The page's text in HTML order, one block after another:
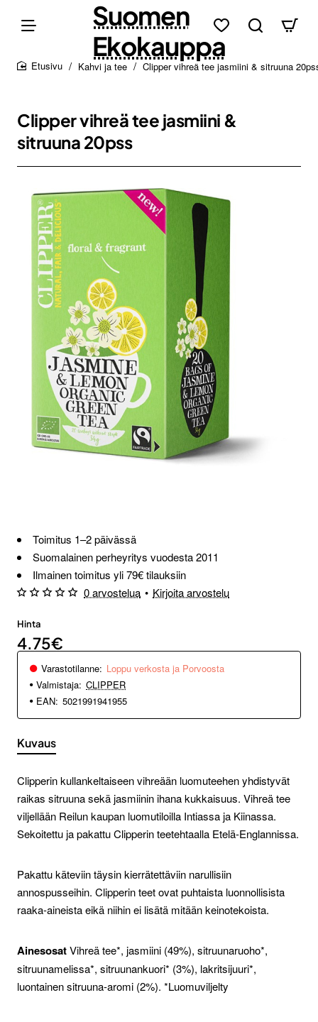
Suomen
Ekokauppa
Kahvi ja tee Clipper vihreä tee jasmiini & sitruuna
Clipper vihreä tee jasmiini &
sitruuna 20pss
Toimitus 1–2 päivässä
Suomalainen perheyritys vuodesta 2011
Ilmainen toimitus yli 79€ tilauksiin
0 arvostelua • Kirjoita arvostelu
Hinta
4.75€
Varastotilanne: Loppu verkosta ja Porvoosta
Valmistaja: CLIPPER
EAN: 5021991941955
Kuvaus
Clipperin kullankeltaiseen vihreään luomuteehen yhdistyvät
raikas sitruuna sekä jasmiinin ihana kukkaisuus. Vihreä tee
viljellään Reilun kaupan luomutiloilla Intiassa ja Kiinassa.
Sekoitettu ja pakattu Clipperin teetehtaalla Etelä-Englannissa.
Pakattu käteviin täysin kierrätettäviin narullisiin
annospusseihin. Clipperin teet ovat puhtaista luonnollisista
raaka-aineista eikä niihin ei lisätä mitään keinotekoista.
AinesosatVihreä tee*, jasmiini (49%), sitruunaruoho*,
sitruunamelissa*, sitruunankuori* (3%), lakritsijuuri*,
luontainen sitruuna-aromi (2%). *Luomuviljelty